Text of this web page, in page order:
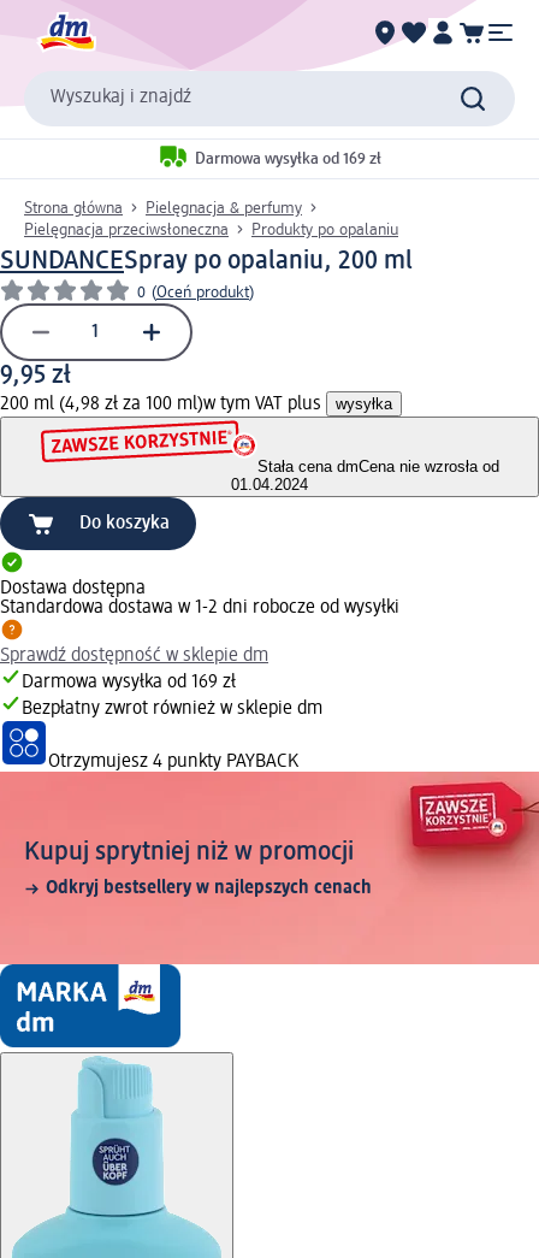
Wyszukaj i znajdź
Darmowa wysyłka od 169 zł
Strona główna
Pielęgnacja & perfumy
Pielęgnacja przeciwsłoneczna
Produkty po opalaniu
SUNDANCESpray po opalaniu, 200 ml
0 (Oceń produkt)
9,95 zł
200 ml (4,98 zł za 100 ml)w tym VAT plus wysyłka
Stała cena dmCena nie wzrosła od
01.04.2024
Do koszyka
Dostawa dostępna
Standardowa dostawa w 1-2 dni robocze od wysyłki
Sprawdź dostępność w sklepie dm
Darmowa wysyłka od 169 zł
Bezpłatny zwrot również w sklepie dm
Otrzymujesz 4 punkty PAYBACK
Kupuj sprytniej niż w promocji
Odkryj bestsellery w najlepszych cenach